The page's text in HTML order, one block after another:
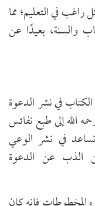
في التعليم؛ مما
والسنة، بعيدًا عن
في نشر الدعوة
الله إلى طبع نفائس
في نشر الوعي
الذب عن الدعوة